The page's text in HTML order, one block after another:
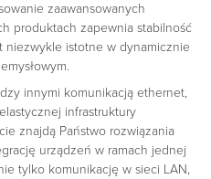
zaawansowanych
produktach zapewnia stabilność
niezwykle istotne w dynamicznie
innymi komunikacją ethernet,
infrastruktury
znajdą Państwo rozwiązania
urządzeń w ramach jednej
tylko komunikację w sieci LAN,